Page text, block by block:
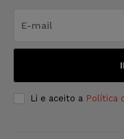
Li e aceito a Política